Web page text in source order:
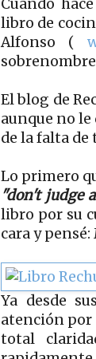
Cuando
libro de
Alfonso (
El blog de
aunque no
de la falta de
Lo primero
"don't judge
libro por su
cara y pensé:
Ya desde
atención por
total